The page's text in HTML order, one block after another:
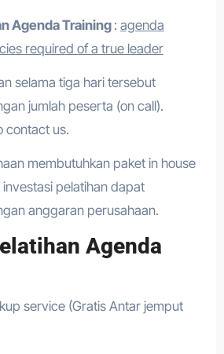
Agenda Training : agenda
required of a true leader
selama tiga hari tersebut
jumlah peserta (on call).
contact us.
membutuhkan paket in house
pelatihan dapat
anggaran perusahaan.
Agenda
service (Gratis Antar jemput